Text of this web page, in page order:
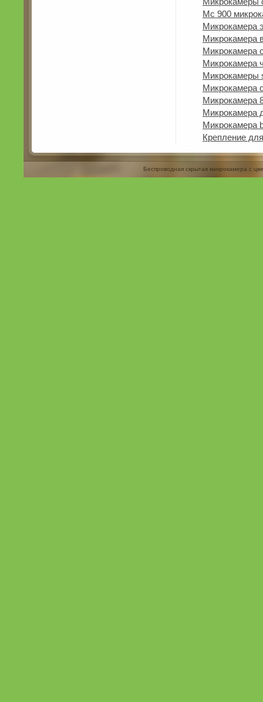
Мс 900
Микрокамера
Микрокамера
Микрокамера
Микрокамера
Микрокамеры
Микрокамера
Микрокамера
Микрокамера
Микрокамера
Крепление
Беспроводная скрытая микрокамера с